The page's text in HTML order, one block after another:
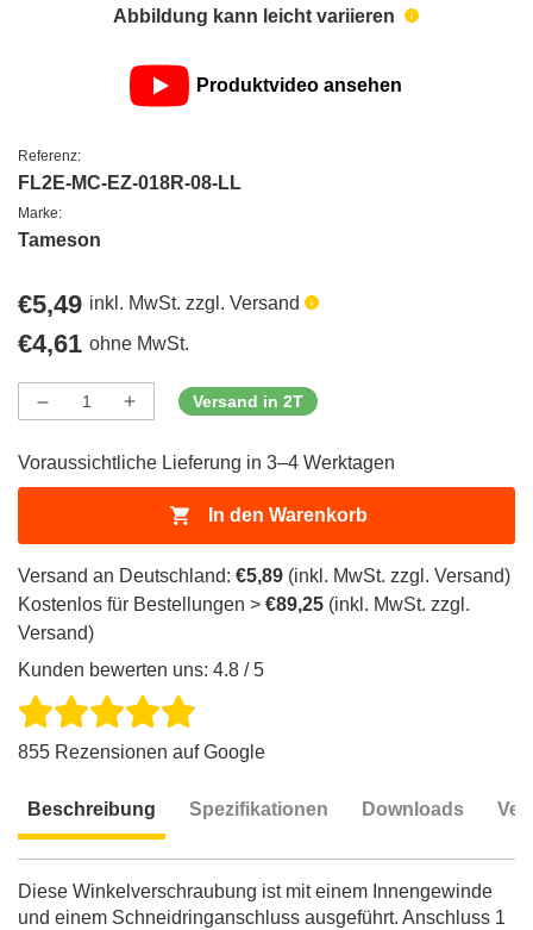
Abbildung kann leicht variieren
Produktvideo ansehen
Referenz:
FL2E-MC-EZ-018R-08-LL
Marke:
Tameson
Regulärer
Preis
€5,49 inkl. MwSt. zzgl. Versand
Regulärer
Preis
€4,61 ohne MwSt.
Menge
Menge
verringern
ProductDrop
Menge
erhöhen
ProductDrop
Versand in 2T
Voraussichtliche Lieferung in 3–4 Werktagen
In den Warenkorb
Versand an Deutschland: €5,89 (inkl. MwSt. zzgl. Versand)
Kostenlos für Bestellungen > €89,25 (inkl. MwSt. zzgl.
Versand)
Kunden bewerten uns: 4.8 / 5
855 Rezensionen auf Google
Beschreibung Spezifikationen Downloads
Diese Winkelverschraubung ist mit einem Innengewinde
und einem Schneidringanschluss ausgeführt. Anschluss 1